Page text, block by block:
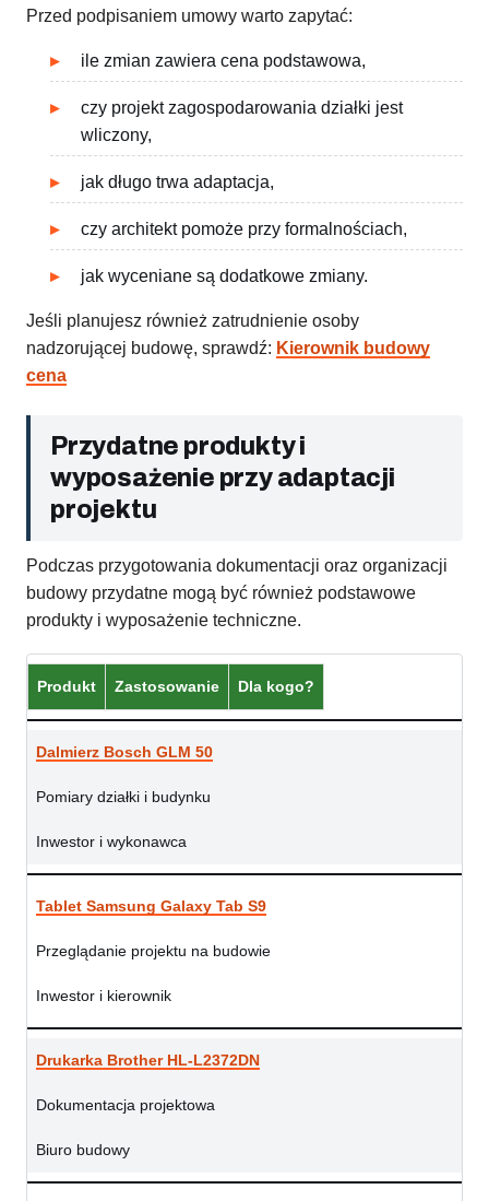
Przed podpisaniem umowy warto zapytać:
ile zmian zawiera cena podstawowa,
czy projekt zagospodarowania działki jest
wliczony,
jak długo trwa adaptacja,
czy architekt pomoże przy formalnościach,
jak wyceniane są dodatkowe zmiany.
Jeśli planujesz również zatrudnienie osoby
nadzorującej budowę, sprawdź: Kierownik budowy
cena
Przydatne produkty i
wyposażenie przy adaptacji
projektu
Podczas przygotowania dokumentacji oraz organizacji
budowy przydatne mogą być również podstawowe
produkty i wyposażenie techniczne.
Produkt Zastosowanie Dla kogo?
Dalmierz Bosch GLM 50
Pomiary działki i budynku
Inwestor i wykonawca
Tablet Samsung Galaxy Tab S9
Przeglądanie projektu na budowie
Inwestor i kierownik
Drukarka Brother HL-L2372DN
Dokumentacja projektowa
Biuro budowy